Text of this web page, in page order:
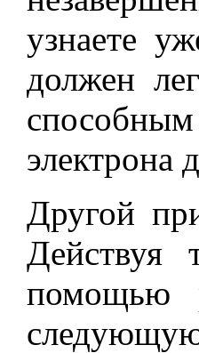
узнаете
должен
электрона
Другой
помощью